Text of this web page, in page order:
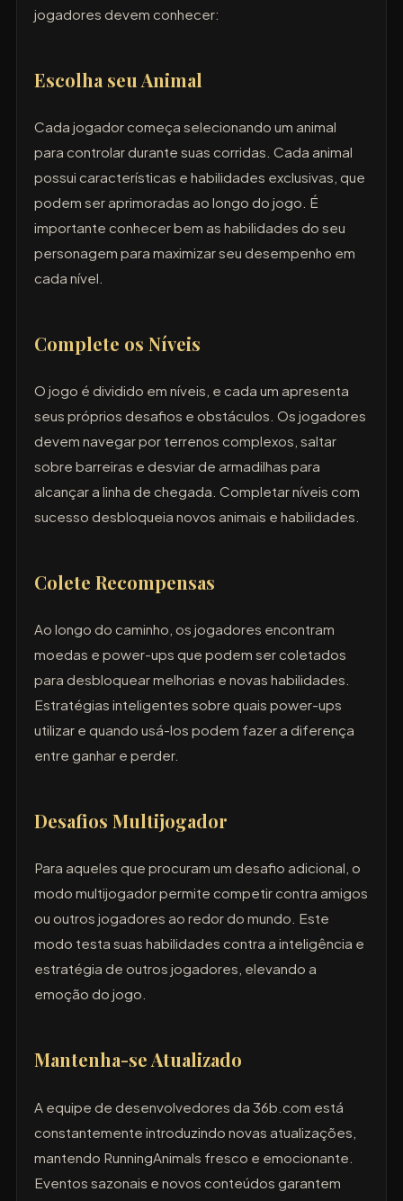
jogadores devem conhecer:
Escolha seu Animal
Cada jogador começa selecionando um animal
para controlar durante suas corridas. Cada animal
possui características e habilidades exclusivas, que
podem ser aprimoradas ao longo do jogo. É
importante conhecer bem as habilidades do seu
personagem para maximizar seu desempenho em
cada nível.
Complete os Níveis
O jogo é dividido em níveis, e cada um apresenta
seus próprios desafios e obstáculos. Os jogadores
devem navegar por terrenos complexos, saltar
sobre barreiras e desviar de armadilhas para
alcançar a linha de chegada. Completar níveis com
sucesso desbloqueia novos animais e habilidades.
Colete Recompensas
Ao longo do caminho, os jogadores encontram
moedas e power-ups que podem ser coletados
para desbloquear melhorias e novas habilidades.
Estratégias inteligentes sobre quais power-ups
utilizar e quando usá-los podem fazer a diferença
entre ganhar e perder.
Desafios Multijogador
Para aqueles que procuram um desafio adicional, o
modo multijogador permite competir contra amigos
ou outros jogadores ao redor do mundo. Este
modo testa suas habilidades contra a inteligência e
estratégia de outros jogadores, elevando a
emoção do jogo.
Mantenha-se Atualizado
A equipe de desenvolvedores da 36b.com está
constantemente introduzindo novas atualizações,
mantendo RunningAnimals fresco e emocionante.
Eventos sazonais e novos conteúdos garantem